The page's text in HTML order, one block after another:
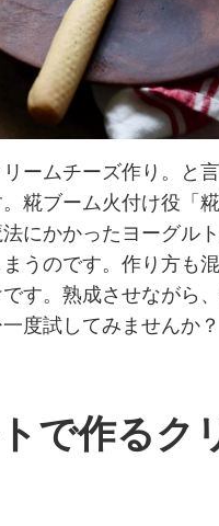
ームチーズ作り。と
糀ブーム火付け役「
にかかったヨーグル
うのです。作り方も
す。熟成させながら
度試してみません
で作るク